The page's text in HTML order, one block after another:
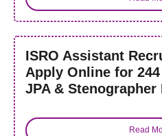
ISRO Assistant
Apply Online for
JPA & Stenographer
Read